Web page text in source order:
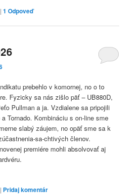
|1 Odpoveď
prebehlo v komornej, no o to
Fyzicky sa nás zišlo päť – UB880D,
Pullman a ja. Vzdialene sa pripojili
Tornado. Kombináciu s on-line sme
slabý záujem, no opäť sme sa k
sa-chtivých členov.
premiére mohli absolvovať aj
| Pridaj komentár